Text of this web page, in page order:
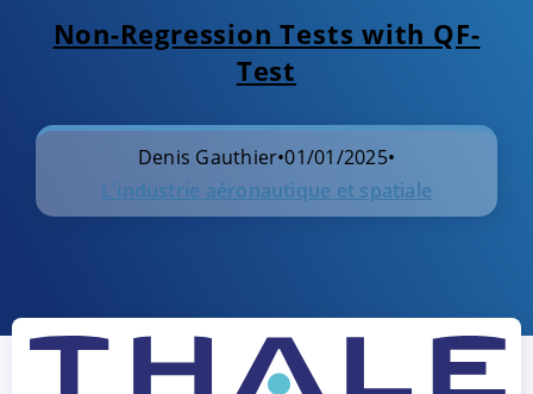
Non-Regression Tests with QF-
Test
Denis Gauthier•01/01/2025•
L'industrie aéronautique et spatiale